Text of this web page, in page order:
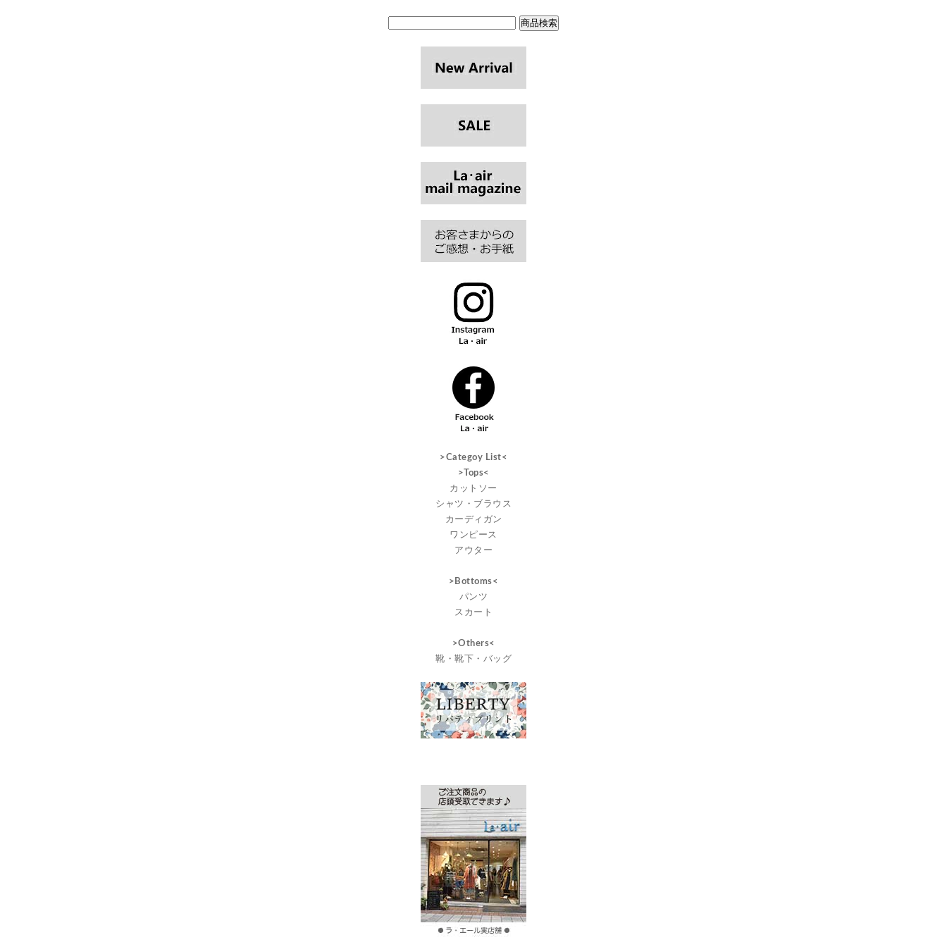
>Categoy List<
>Tops<
カットソー
シャツ・ブラウス
カーディガン
ワンピース
アウター
>Bottoms<
パンツ
スカート
>Others<
靴・靴下・バッグ